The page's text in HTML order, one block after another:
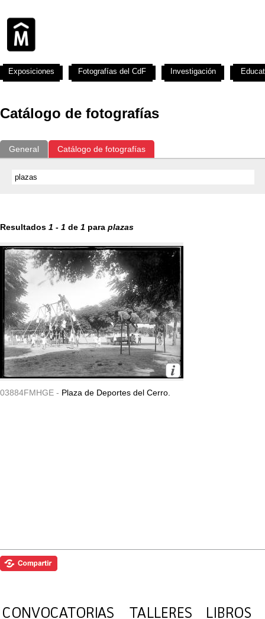
Catálogo de fotografías
General Catálogo de fotografías
Resultados 1 - 1 de 1 para plazas
03884FMHGE - Plaza de Deportes del Cerro.
Exposiciones Fotografías del CdF Investigación